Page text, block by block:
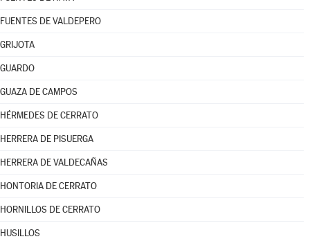
FUENTES DE VALDEPERO
GRIJOTA
GUARDO
GUAZA DE CAMPOS
HÉRMEDES DE CERRATO
HERRERA DE PISUERGA
HERRERA DE VALDECAÑAS
HONTORIA DE CERRATO
HORNILLOS DE CERRATO
HUSILLOS